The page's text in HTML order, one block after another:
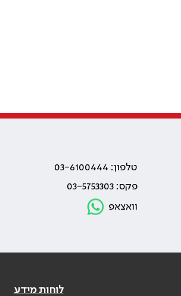
טלפון: 03-6100444
פקס: 03-5753303
וואצאפ
לוחות מידע